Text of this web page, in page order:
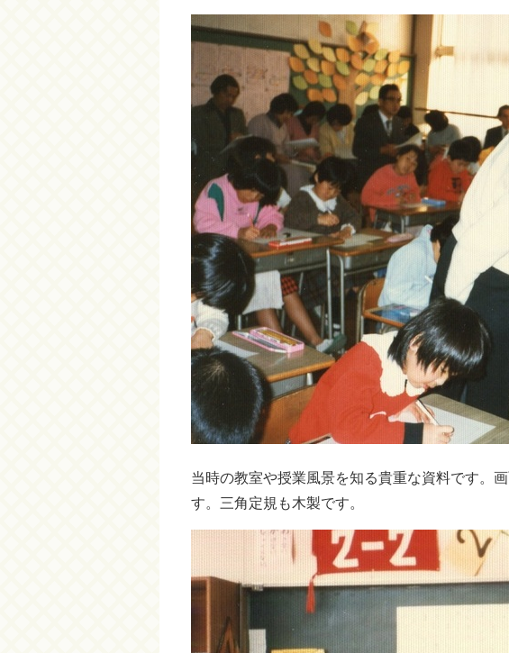
当時の教室や授業風景を知る貴重な資料です。
す。三角定規も木製です。